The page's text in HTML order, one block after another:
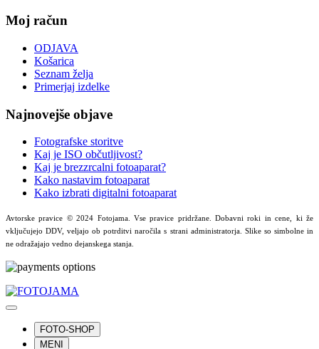
Moj račun
ODJAVA
Košarica
Seznam želja
Primerjaj izdelke
Najnovejše objave
Fotografske storitve
Kaj je ISO občutljivost?
Kaj je brezzrcalni fotoaparat?
Kako nastavim fotoaparat
Kako izbrati digitalni fotoaparat
Avtorske pravice © 2024 Fotojama. Vse pravice pridržane. Dobavni roki in cene, ki že
vključujejo DDV, veljajo ob potrditvi naročila s strani administratorja. Slike so simbolne in
ne odražajajo vedno dejanskega stanja.
FOTO-SHOP
MENI